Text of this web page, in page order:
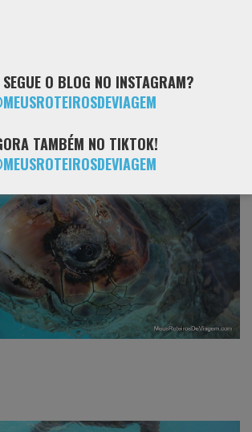
O BLOG NO INSTAGRAM?
TAMBÉM NO TIKTOK!